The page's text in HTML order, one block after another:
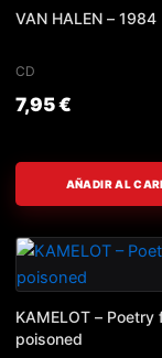
VAN HALEN – 1984
CD
7,95€
AÑADIR AL
KAMELOT – Poetry
poisoned